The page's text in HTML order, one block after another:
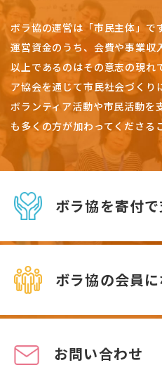
ボラ協の運営は「市民主体」で
運営資金のうち、会費や事業収
以上であるのはその意志の現れ
ア協会を通じて市民社会づくり
ボランティア活動や市民活動を
も多くの方が加わってくださる
ボラ協を寄付
ボラ協の会員
お問い合わせ